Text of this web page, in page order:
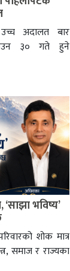
अदालत बार
३० गते हुने
भविष्य’
शोक मात्र
समाज र राज्यका